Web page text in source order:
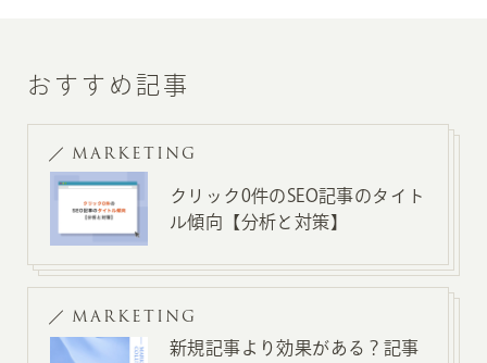
おすすめ記事
MARKETING
クリック0件のSEO記事のタイト
ル傾向【分析と対策】
MARKETING
新規記事より効果がある？記事